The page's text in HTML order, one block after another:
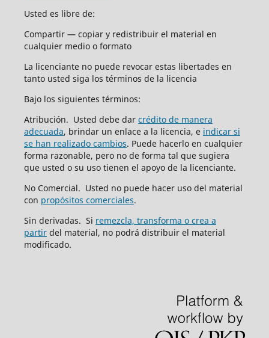
Usted es libre de:
Compartir — copiar y redistribuir el material en
cualquier medio o formato
La licenciante no puede revocar estas libertades en
tanto usted siga los términos de la licencia
Bajo los siguientes términos:
Atribución. Usted debe dar crédito de manera
adecuada, brindar un enlace a la licencia, e indicar si
se han realizado cambios. Puede hacerlo en cualquier
forma razonable, pero no de forma tal que sugiera
que usted o su uso tienen el apoyo de la licenciante.
No Comercial. Usted no puede hacer uso del material
con propósitos comerciales.
Sin derivadas. Si remezcla, transforma o crea a
partirdel material, no podrá distribuir el material
modificado.